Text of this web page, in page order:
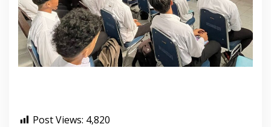
Post Views: 4,820